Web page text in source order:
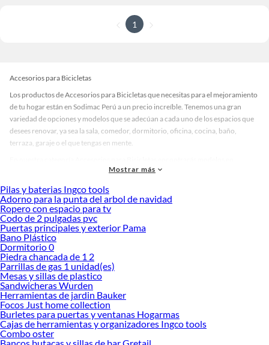
1
Accesorios para Bicicletas
Los productos de Accesorios para Bicicletas que necesitas para el mejoramiento
de tu hogar están en Sodimac Perú a un precio increíble. Tenemos una gran
variedad de opciones y modelos que se adecúan a cada uno de los espacios que
desees renovar, ya sea la sala, comedor, dormitorio, oficina, cocina, baño,
terraza, garaje o el que tengas en mente.
diversos materiales, medidas, colores y demás características específicas de tu
necesario para cada uno de tus proyectos en las mejores marcas de calidad y con
garantía.
Precios de Accesorios para Bicicletas en Sodimac Perú
Si buscar ahorrar, estás en la tienda correcta porque en Sodimac tenemos
nuestra política de precios bajos garantizados en Accesorios para Bicicletas, así
que no dudes más y compra online este producto con sus complementos para
que termines tu proyecto al 100% a un costo económico. Además, elige entre las
opciones de delivery o recojo en tienda.
Las mejores marcas de Accesorios para Bicicletas
Sabemos que la calidad, confianza y seguridad son factores importantes al
momento de decidir qué modelo comprar, por ello contamos con una amplia
oferta de marcas prestigiosas y reconocidas en Accesorios para Bicicletas. De
Mostrar más
Pilas y baterias Ingco tools
Adorno para la punta del arbol de navidad
Ropero con espacio para tv
Codo de 2 pulgadas pvc
Puertas principales y exterior Pama
Bano Plástico
Dormitorio 0
Piedra chancada de 1 2
Parrillas de gas 1 unidad(es)
Mesas y sillas de plastico
Sandwicheras Wurden
Herramientas de jardin Bauker
Focos Just home collection
Burletes para puertas y ventanas Hogarmas
Cajas de herramientas y organizadores Ingco tools
Combo oster